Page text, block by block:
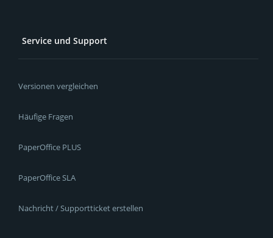
Service und Support
Versionen vergleichen
Häufige Fragen
PaperOffice PLUS
PaperOffice SLA
Nachricht / Supportticket erstellen